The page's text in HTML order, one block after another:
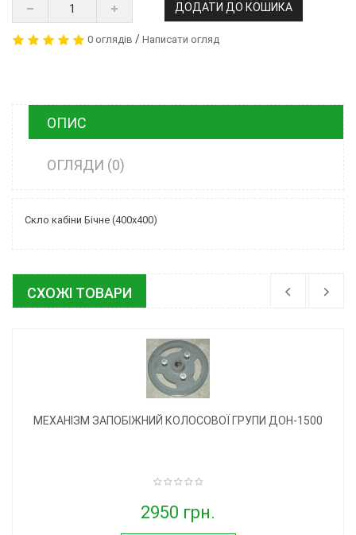
ДОДАТИ ДО КОШИКА
0 оглядів / Написати огляд
ОПИС
ОГЛЯДИ (0)
Скло кабіни Бічне (400х400)
СХОЖІ ТОВАРИ
МЕХАНІЗМ ЗАПОБІЖНИЙ КОЛОСОВОЇ ГРУПИ ДОН-1500
2950 грн.